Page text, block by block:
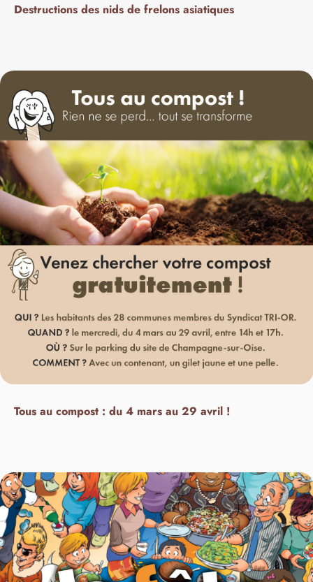
Destructions des nids de frelons asiatiques
Tous au compost : du 4 mars au 29 avril !